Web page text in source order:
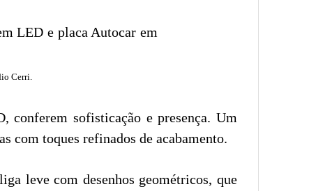
Cerri.
conferem sofisticação e presença. Um
com toques refinados de acabamento.
leve com desenhos geométricos, que